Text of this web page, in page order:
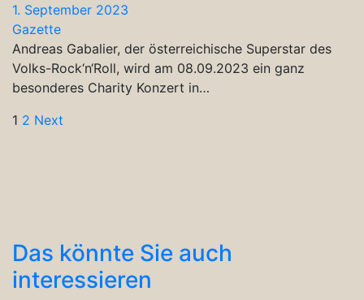
1. September 2023
Gazette
Andreas Gabalier, der österreichische Superstar des
Volks-Rock‘n‘Roll, wird am 08.09.2023 ein ganz
besonderes Charity Konzert in…
Seitennummerierung
1 2 Next
Das könnte Sie auch
interessieren